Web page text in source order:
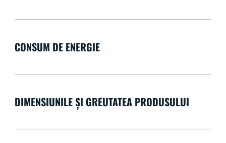
CONSUM DE ENERGIE
DIMENSIUNILE ȘI GREUTATEA PRODUSULUI